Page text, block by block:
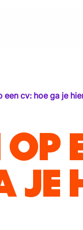
een cv: hoe ga je
JE